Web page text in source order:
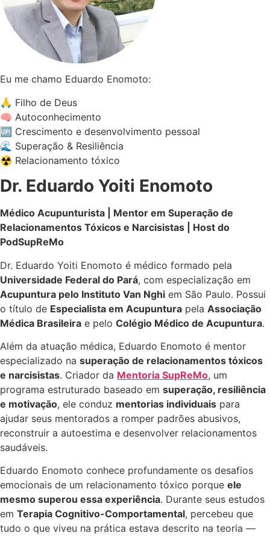
Eu me chamo Eduardo Enomoto:
🙏 Filho de Deus
🧠 Autoconhecimento
🆙 Crescimento e desenvolvimento pessoal
🌊 Superação & Resiliência
☢️ Relacionamento tóxico
Dr. Eduardo Yoiti Enomoto
Médico Acupunturista | Mentor em Superação de
Relacionamentos Tóxicos e Narcisistas | Host do
PodSupReMo
Dr. Eduardo Yoiti Enomoto é médico formado pela
Universidade Federal do Pará, com especialização em
Acupuntura pelo Instituto Van Nghi em São Paulo. Possui
o título de Especialista em Acupuntura pela Associação
Médica Brasileira e pelo Colégio Médico de Acupuntura.
Além da atuação médica, Eduardo Enomoto é mentor
especializado na superação de relacionamentos tóxicos
e narcisistas. Criador da Mentoria SupReMo, um
programa estruturado baseado em superação, resiliência
e motivação, ele conduz mentorias individuais para
ajudar seus mentorados a romper padrões abusivos,
reconstruir a autoestima e desenvolver relacionamentos
saudáveis.
Eduardo Enomoto conhece profundamente os desafios
emocionais de um relacionamento tóxico porque ele
mesmo superou essa experiência. Durante seus estudos
em Terapia Cognitivo-Comportamental, percebeu que
tudo o que viveu na prática estava descrito na teoria —